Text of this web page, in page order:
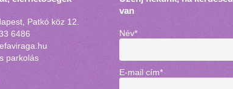
Patkó köz 12.
6486
parkolás
van
Név*
E-mail cím*